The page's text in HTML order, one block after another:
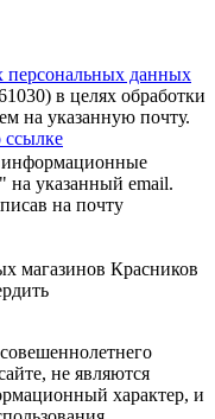
персональных данных
в целях обработки
на указанную почту.
ссылке
информационные
указанный email.
на почту
магазинов Красников
не являются
характер, и